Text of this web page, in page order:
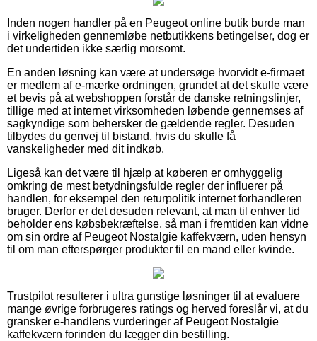
Inden nogen handler på en Peugeot online butik burde man
i virkeligheden gennemløbe netbutikkens betingelser, dog er
det undertiden ikke særlig morsomt.
En anden løsning kan være at undersøge hvorvidt e-firmaet
er medlem af e-mærke ordningen, grundet at det skulle være
et bevis på at webshoppen forstår de danske retningslinjer,
tillige med at internet virksomheden løbende gennemses af
sagkyndige som behersker de gældende regler. Desuden
tilbydes du genvej til bistand, hvis du skulle få
vanskeligheder med dit indkøb.
Ligeså kan det være til hjælp at køberen er omhyggelig
omkring de mest betydningsfulde regler der influerer på
handlen, for eksempel den returpolitik internet forhandleren
bruger. Derfor er det desuden relevant, at man til enhver tid
beholder ens købsbekræftelse, så man i fremtiden kan vidne
om sin ordre af Peugeot Nostalgie kaffekværn, uden hensyn
til om man efterspørger produkter til en mand eller kvinde.
Trustpilot resulterer i ultra gunstige løsninger til at evaluere
mange øvrige forbrugeres ratings og herved foreslår vi, at du
gransker e-handlens vurderinger af Peugeot Nostalgie
kaffekværn forinden du lægger din bestilling.